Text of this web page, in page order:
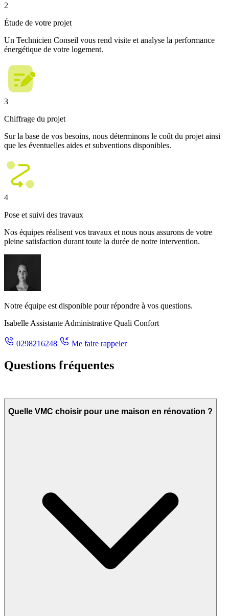
2
Étude de votre projet
Un Technicien Conseil vous rend visite et analyse la performance
énergétique de votre logement.
3
Chiffrage du projet
Sur la base de vos besoins, nous déterminons le coût du projet ainsi
que les éventuelles aides et subventions disponibles.
4
Pose et suivi des travaux
Nos équipes réalisent vos travaux et nous nous assurons de votre
pleine satisfaction durant toute la durée de notre intervention.
Notre équipe est disponible pour répondre à vos questions.
Isabelle Assistante Administrative Quali Confort
0298216248 Me faire rappeler
Questions fréquentes
Quelle VMC choisir pour une maison en rénovation ?